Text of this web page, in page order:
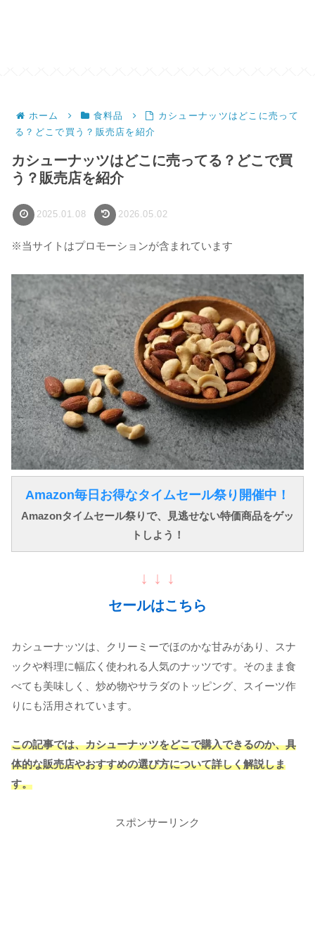
ホーム 食料品
カシューナッツはどこに売って
る？どこで買う？販売店を紹介
カシューナッツはどこに売ってる？どこで買
う？販売店を紹介
2025.01.08 2026.05.02
※当サイトはプロモーションが含まれています
Amazon毎日お得なタイムセール祭り開催中！
Amazonタイムセール祭りで、見逃せない特価商品をゲッ
トしよう！
↓ ↓ ↓
セールはこちら
カシューナッツは、クリーミーでほのかな甘みがあり、スナ
ックや料理に幅広く使われる人気のナッツです。そのまま食
べても美味しく、炒め物やサラダのトッピング、スイーツ作
りにも活用されています。
この記事では、カシューナッツをどこで購入できるのか、具
体的な販売店やおすすめの選び方について詳しく解説しま
す。
スポンサーリンク